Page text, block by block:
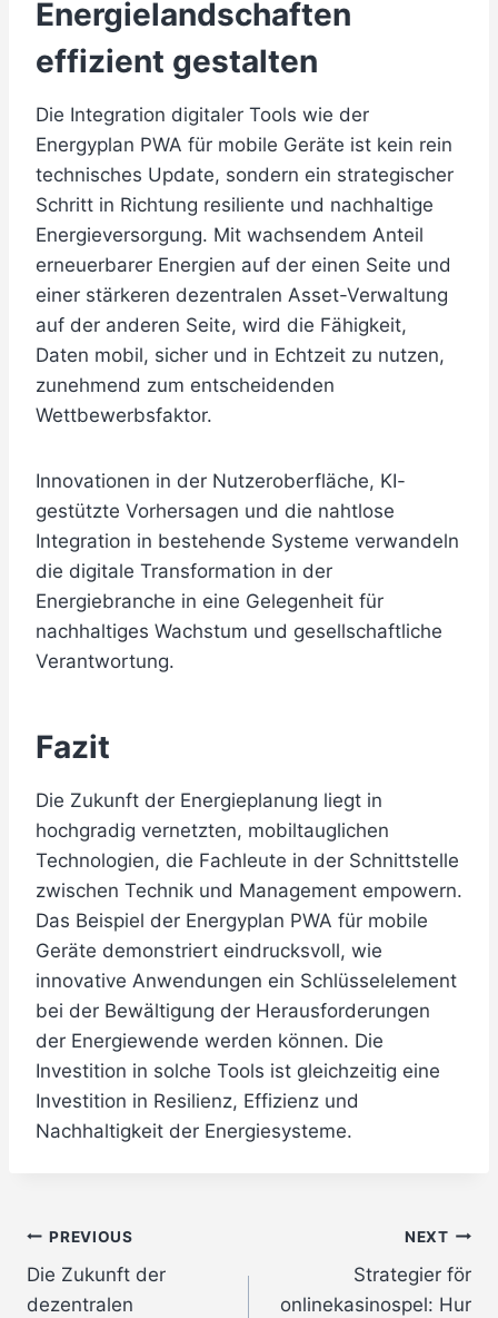
Energielandschaften
effizient gestalten
Die Integration digitaler Tools wie der
Energyplan PWA für mobile Geräte ist kein rein
technisches Update, sondern ein strategischer
Schritt in Richtung resiliente und nachhaltige
Energieversorgung. Mit wachsendem Anteil
erneuerbarer Energien auf der einen Seite und
einer stärkeren dezentralen Asset-Verwaltung
auf der anderen Seite, wird die Fähigkeit,
Daten mobil, sicher und in Echtzeit zu nutzen,
zunehmend zum entscheidenden
Wettbewerbsfaktor.
Innovationen in der Nutzeroberfläche, KI-
gestützte Vorhersagen und die nahtlose
Integration in bestehende Systeme verwandeln
die digitale Transformation in der
Energiebranche in eine Gelegenheit für
nachhaltiges Wachstum und gesellschaftliche
Verantwortung.
Fazit
Die Zukunft der Energieplanung liegt in
hochgradig vernetzten, mobiltauglichen
Technologien, die Fachleute in der Schnittstelle
zwischen Technik und Management empowern.
Das Beispiel der Energyplan PWA für mobile
Geräte demonstriert eindrucksvoll, wie
innovative Anwendungen ein Schlüsselelement
bei der Bewältigung der Herausforderungen
der Energiewende werden können. Die
Investition in solche Tools ist gleichzeitig eine
Investition in Resilienz, Effizienz und
Nachhaltigkeit der Energiesysteme.
Post
navigation
PREVIOUS
Die Zukunft der
dezentralen
NEXT
Strategier för
onlinekasinospel: Hur